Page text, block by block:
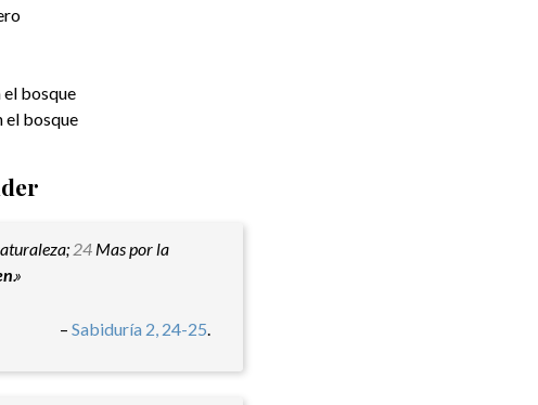
bosque
el bosque
24 Mas por la
.»
– Sabiduría 2, 24-25.